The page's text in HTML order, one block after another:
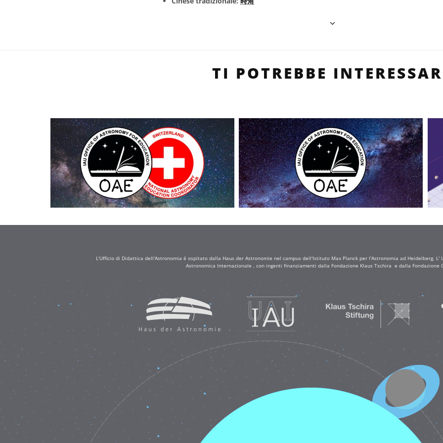
TI POTREBBE
L'Ufficio di Didattica dell'Astronomia é ospitato dalla Haus der Astronomie nel campus dell'Istituto Max Planck per l'Astronomia ad Heidelberg.
Astronomica Internazionale , con ingenti finanziamenti dalla Fondazione Klaus Tschira e dalla Fondazione